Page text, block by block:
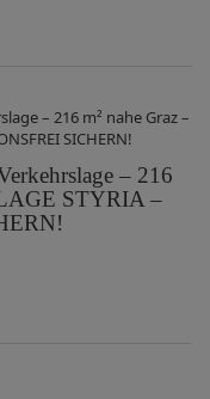
– 216
STYRIA –